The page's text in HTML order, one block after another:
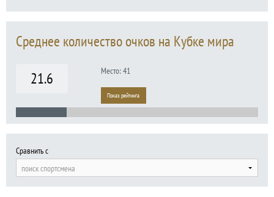
Среднее количество очков на Кубке мира
21.6
Место: 41
Показ рейтинга
Сравнить с
поиск спортсмена